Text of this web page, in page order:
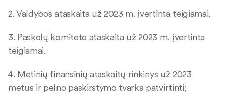
2. Valdybos ataskaita už 2023 m. įvertinta teigiamai.
3. Paskolų komiteto ataskaita už 2023 m. įvertinta
teigiamai.
4. Metinių finansinių ataskaitų rinkinys už 2023
metus ir pelno paskirstymo tvarka patvirtinti;